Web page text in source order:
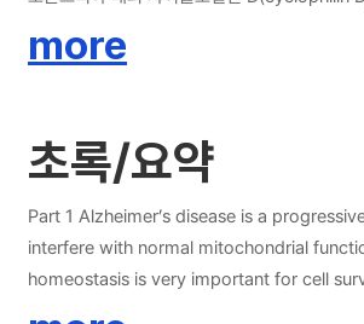
계를 늦출 수 있을 것이라고 예상하고 본 연구를 수행하였다. 본 연구에서는 CypD와 구조적 동일성이 90% 이상인 CypA의 저해제로 알려진 피리딜-유레아(pyridyl-urea) 구조를 기본 골
질 끌며 걷기, 굽은 자세와 같은 파킨슨 증상
모니아 그리고 과산화수소를 생성한다. 파킨슨병을 가진 환자의 뇌 속에 과도하게 축적된 MAO-B가 활성이 되어 암모니아와 과산화수소가 뇌 속에 축적이 되면 이것이 세포 독성을 나타내어 신경세포의 사멸을 초래하게 되는 것이다.
MAO-B에 의해서 뇌 속의 도파민의 농도가 감소하고 이를 통해 궁극적으로는
소를 막고 이차적인 세포사멸을 막을 수가 있
해제로 알려진 셀레길린(selegiline)과 함께 생물학적 활성실험을 수행하였다. 그 결과 7개의 화합물의 IC50 값이 수 십 nM 수준으로 좋
more
초록/요약
Part 1 Alzheimer’s disease is a
interfere with normal mitochondrial
homeostasis is very important for cell